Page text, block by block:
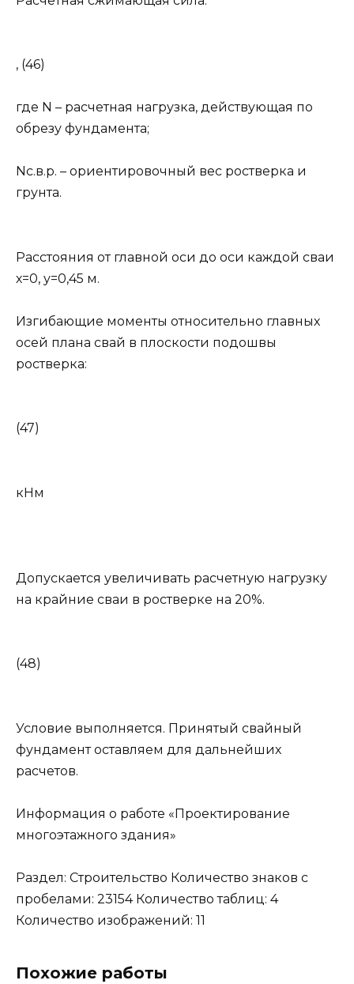
, (46)
где N – расчетная нагрузка, действующая по
обрезу фундамента;
Nс.в.р. – ориентировочный вес ростверка и
грунта.
Расстояния от главной оси до оси каждой сваи
х=0, у=0,45 м.
Изгибающие моменты относительно главных
осей плана свай в плоскости подошвы
ростверка:
(47)
кНм
Допускается увеличивать расчетную нагрузку
на крайние сваи в ростверке на 20%.
(48)
Условие выполняется. Принятый свайный
фундамент оставляем для дальнейших
расчетов.
Информация о работе «Проектирование
многоэтажного здания»
Раздел: Строительство Количество знаков с
пробелами: 23154 Количество таблиц: 4
Количество изображений: 11
Похожие работы